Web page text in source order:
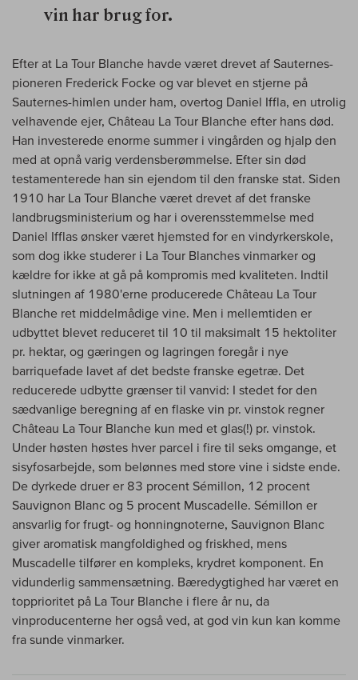
vin har brug for.
Efter at La Tour Blanche havde været drevet af Sauternes-
pioneren Frederick Focke og var blevet en stjerne på
Sauternes-himlen under ham, overtog Daniel Iffla, en utrolig
velhavende ejer, Château La Tour Blanche efter hans død.
Han investerede enorme summer i vingården og hjalp den
med at opnå varig verdensberømmelse. Efter sin død
testamenterede han sin ejendom til den franske stat. Siden
1910 har La Tour Blanche været drevet af det franske
landbrugsministerium og har i overensstemmelse med
Daniel Ifflas ønsker været hjemsted for en vindyrkerskole,
som dog ikke studerer i La Tour Blanches vinmarker og
kældre for ikke at gå på kompromis med kvaliteten. Indtil
slutningen af 1980'erne producerede Château La Tour
Blanche ret middelmådige vine. Men i mellemtiden er
udbyttet blevet reduceret til 10 til maksimalt 15 hektoliter
pr. hektar, og gæringen og lagringen foregår i nye
barriquefade lavet af det bedste franske egetræ. Det
reducerede udbytte grænser til vanvid: I stedet for den
sædvanlige beregning af en flaske vin pr. vinstok regner
Château La Tour Blanche kun med et glas(!) pr. vinstok.
Under høsten høstes hver parcel i fire til seks omgange, et
sisyfosarbejde, som belønnes med store vine i sidste ende.
De dyrkede druer er 83 procent Sémillon, 12 procent
Sauvignon Blanc og 5 procent Muscadelle. Sémillon er
ansvarlig for frugt- og honningnoterne, Sauvignon Blanc
giver aromatisk mangfoldighed og friskhed, mens
Muscadelle tilfører en kompleks, krydret komponent. En
vidunderlig sammensætning. Bæredygtighed har været en
topprioritet på La Tour Blanche i flere år nu, da
vinproducenterne her også ved, at god vin kun kan komme
fra sunde vinmarker.